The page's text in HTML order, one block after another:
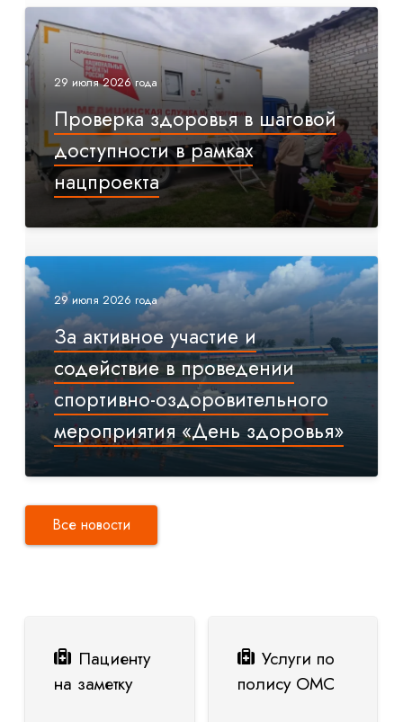
29 июля 2026 года
Проверка здоровья в шаговой
доступности в рамках
нацпроекта
29 июля 2026 года
За активное участие и
содействие в проведении
спортивно-оздоровительного
мероприятия «День здоровья»
Все новости
Пациенту
на заметку
Услуги по
полису ОМС